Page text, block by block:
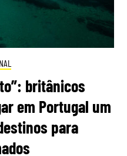
britânicos
em Portugal um
para